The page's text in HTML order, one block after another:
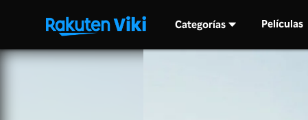
Categorías Películas